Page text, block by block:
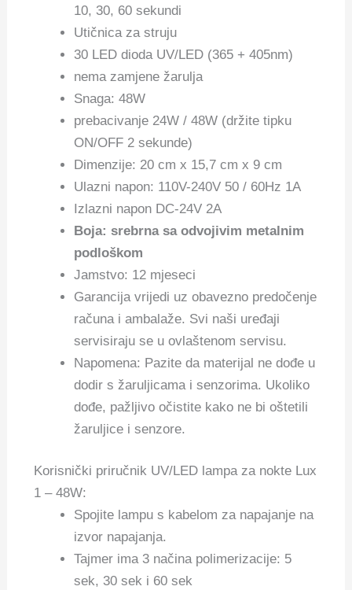
10, 30, 60 sekundi
Utičnica za struju
30 LED dioda UV/LED (365 + 405nm)
nema zamjene žarulja
Snaga: 48W
prebacivanje 24W / 48W (držite tipku
ON/OFF 2 sekunde)
Dimenzije: 20 cm x 15,7 cm x 9 cm
Ulazni napon: 110V-240V 50 / 60Hz 1A
Izlazni napon DC-24V 2A
Boja: srebrna sa odvojivim metalnim
podloškom
Jamstvo: 12 mjeseci
Garancija vrijedi uz obavezno predočenje
računa i ambalaže. Svi naši uređaji
servisiraju se u ovlaštenom servisu.
Napomena: Pazite da materijal ne dođe u
dodir s žaruljicama i senzorima. Ukoliko
dođe, pažljivo očistite kako ne bi oštetili
žaruljice i senzore.
Korisnički priručnik UV/LED lampa za nokte Lux
1 – 48W:
Spojite lampu s kabelom za napajanje na
izvor napajanja.
Tajmer ima 3 načina polimerizacije: 5
sek, 30 sek i 60 sek